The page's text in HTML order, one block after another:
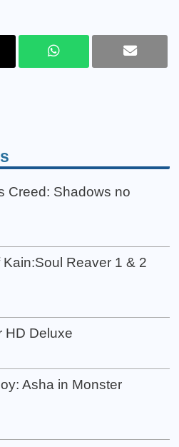
Creed: Shadows no
Reaver 1 & 2
HD Deluxe
Asha in Monster